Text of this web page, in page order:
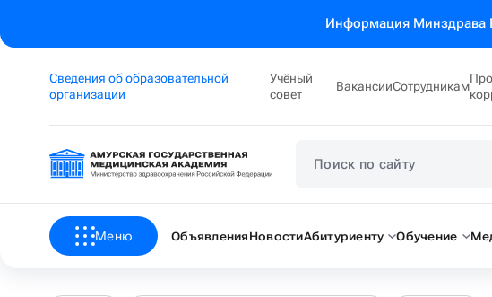
Информация Минздрава
Сведения об образовательной
организации
Учёный
совет
ВакансииСотрудникам
Меню Объявления НовостиАбитуриенту Обучение